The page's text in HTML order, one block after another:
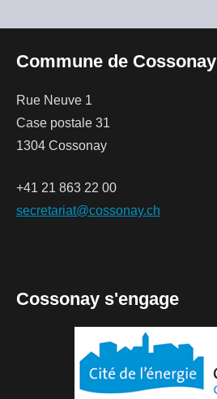
Commune de Cossonay
Rue Neuve 1
Case postale 31
1304 Cossonay
+41 21 863 22 00
secretariat@cossonay.ch
Cossonay s'engage